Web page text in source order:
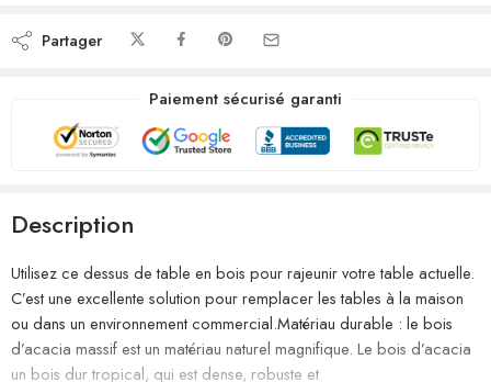
Partager
Paiement sécurisé garanti
Description
Utilisez ce dessus de table en bois pour rajeunir votre table actuelle.
C’est une excellente solution pour remplacer les tables à la maison
ou dans un environnement commercial.Matériau durable : le bois
d’acacia massif est un matériau naturel magnifique. Le bois d’acacia
un bois dur tropical, qui est dense, robuste et